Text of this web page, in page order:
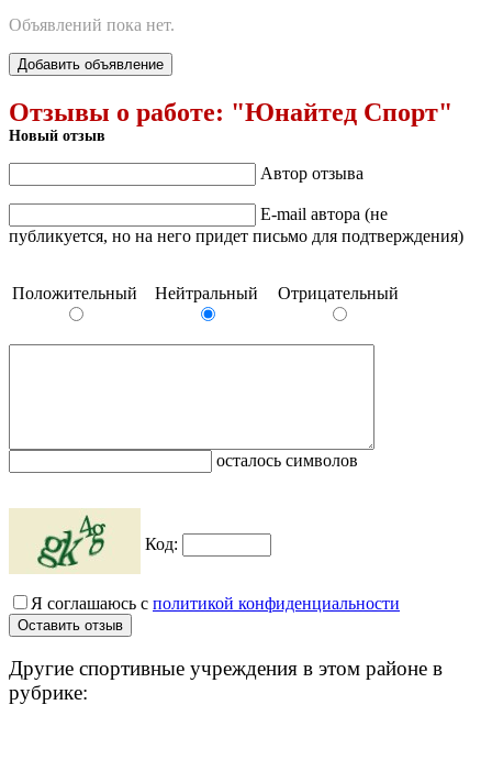
Объявлений пока нет.
Добавить объявление
Отзывы о работе: "Юнайтед Спорт"
Новый отзыв
Автор отзыва
E-mail автора (не
публикуется, но на него придет письмо для подтверждения)
Положительный Нейтральный Отрицательный
осталось символов
Код:
Я соглашаюсь с политикой конфиденциальности
Другие спортивные учреждения в этом районе в
рубрике: